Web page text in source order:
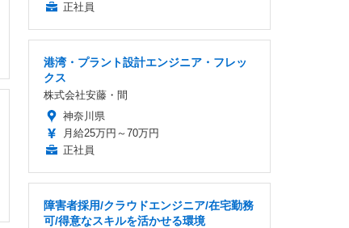
正社員
港湾・プラント設計エンジニア・フレッ
クス
株式会社安藤・間
神奈川県
月給25万円～70万円
正社員
障害者採用/クラウドエンジニア/在宅勤務
可/得意なスキルを活かせる環境